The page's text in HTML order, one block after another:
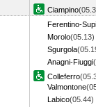
Ciampino
Ferentino-
Morolo(05.13)
Sgurgola
Anagni-Fiuggi
Colleferro
Valmontone
Labico(05.44)